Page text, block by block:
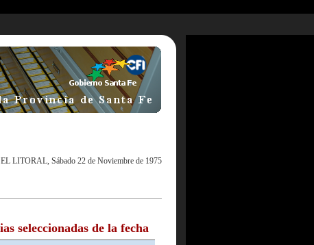
EL LITORAL, Sábado 22 de Noviembre de 1975
seleccionadas de la fecha